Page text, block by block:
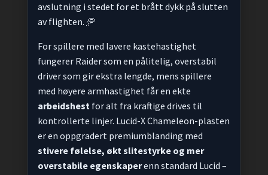
avslutning i stedet for et brått dykk på slutten
av flighten. 🥏
For spillere med lavere kastehastighet
fungerer Raider som en pålitelig, overstabil
driver som gir ekstra lengde, mens spillere
med høyere armhastighet får en ekte
arbeidshest for alt fra kraftige drives til
kontrollerte linjer. Lucid-X Chameleon-plasten
er en oppgradert premiumblanding med
stivere følelse, økt slitestyrke og mer
overstabile egenskaperenn standard Lucid –